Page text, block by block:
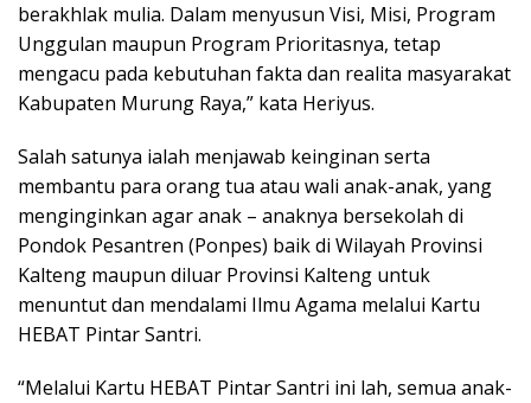
berakhlak mulia. Dalam menyusun Visi, Misi, Program
Unggulan maupun Program Prioritasnya, tetap
mengacu pada kebutuhan fakta dan realita masyarakat
Kabupaten Murung Raya,” kata Heriyus.
Salah satunya ialah menjawab keinginan serta
membantu para orang tua atau wali anak-anak, yang
menginginkan agar anak – anaknya bersekolah di
Pondok Pesantren (Ponpes) baik di Wilayah Provinsi
Kalteng maupun diluar Provinsi Kalteng untuk
menuntut dan mendalami Ilmu Agama melalui Kartu
HEBAT Pintar Santri.
“Melalui Kartu HEBAT Pintar Santri ini lah, semua anak-